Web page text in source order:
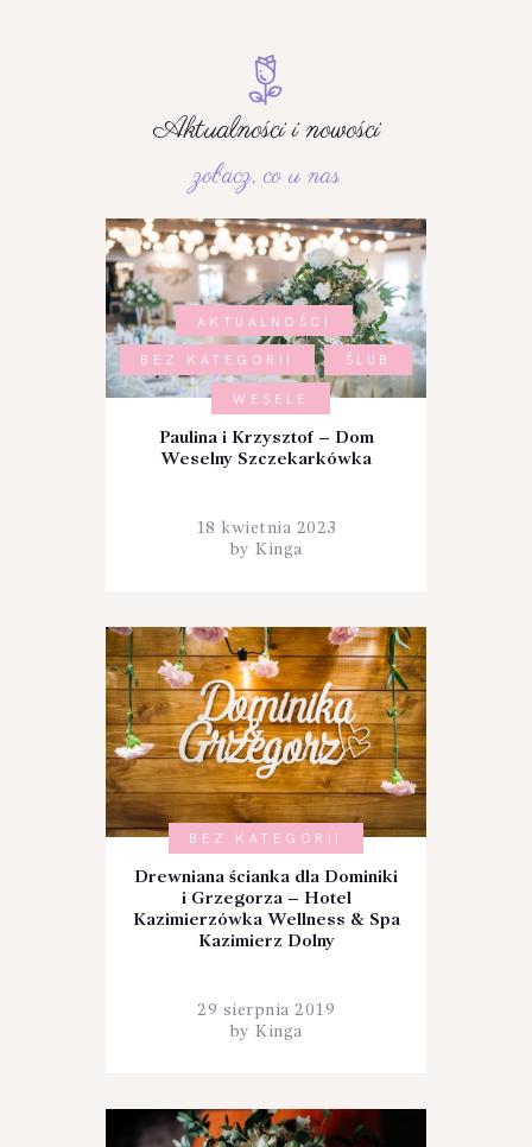
Aktualności i nowości
zobacz, co u nas
AKTUALNOŚCI ,
BEZ KATEGORII , ŚLUB
, WESELE
Paulina i Krzysztof – Dom
Weselny Szczekarkówka
18 kwietnia 2023
by Kinga
BEZ KATEGORII
Drewniana ścianka dla Dominiki
i Grzegorza – Hotel
Kazimierzówka Wellness & Spa
Kazimierz Dolny
29 sierpnia 2019
by Kinga